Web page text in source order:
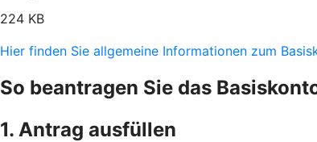
224 KB
Hier finden Sie allgemeine Informationen zum
So beantragen Sie das
1. Antrag ausfüllen